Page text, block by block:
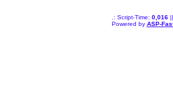
.: Script-Time: 0,016||
Powered by ASP-